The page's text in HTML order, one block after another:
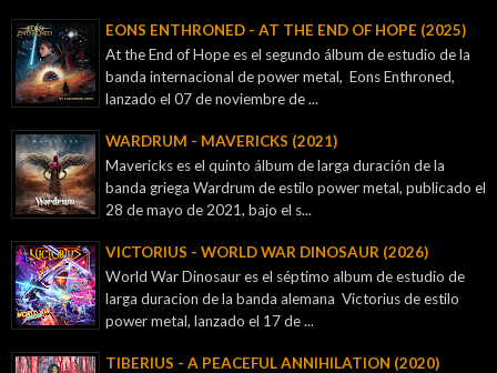
EONS ENTHRONED - AT THE END OF HOPE (2025)
At the End of Hope es el segundo álbum de estudio de la
banda internacional de power metal, Eons Enthroned,
lanzado el 07 de noviembre de ...
WARDRUM - MAVERICKS (2021)
Mavericks es el quinto álbum de larga duración de la
banda griega Wardrum de estilo power metal, publicado el
28 de mayo de 2021, bajo el s...
VICTORIUS - WORLD WAR DINOSAUR (2026)
World War Dinosaur es el séptimo album de estudio de
larga duracion de la banda alemana Victorius de estilo
power metal, lanzado el 17 de ...
TIBERIUS - A PEACEFUL ANNIHILATION (2020)